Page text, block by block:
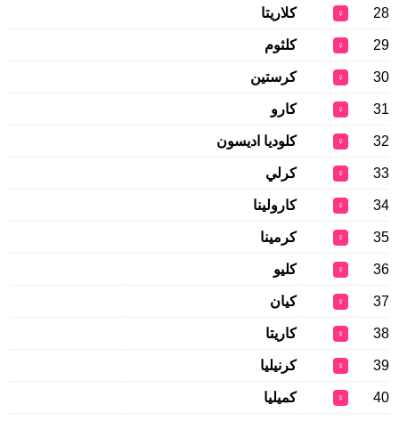
28
♀ كلاريتا
29
♀ كلثوم
30
♀ كرستين
31
♀ كارو
32
♀ كلوديا اديسون
33
♀ كرلي
34
♀ كارولينا
35
♀ كرمينا
36
♀ كليو
37
♀ كيان
38
♀ كاريتا
39
♀ كرنيليا
40
♀ كميليا